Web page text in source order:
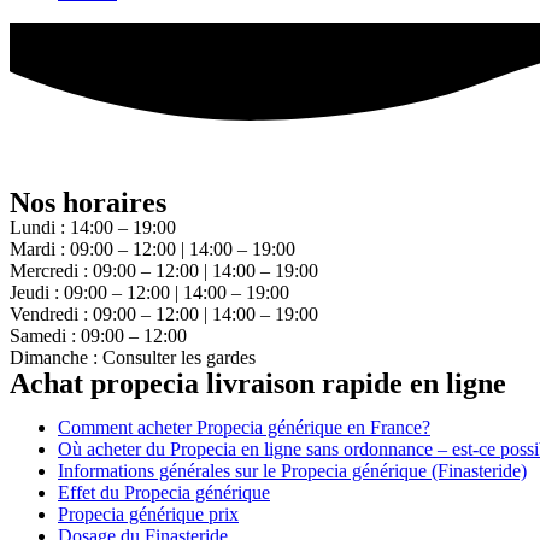
Nos horaires
Lundi : 14:00 – 19:00
Mardi : 09:00 – 12:00 | 14:00 – 19:00
Mercredi : 09:00 – 12:00 | 14:00 – 19:00
Jeudi : 09:00 – 12:00 | 14:00 – 19:00
Vendredi : 09:00 – 12:00 | 14:00 – 19:00
Samedi : 09:00 – 12:00
Dimanche : Consulter les gardes
Achat propecia livraison rapide en ligne
Comment acheter Propecia générique en France?
Où acheter du Propecia en ligne sans ordonnance – est-ce
Informations générales sur le Propecia générique (Finasteride)
Effet du Propecia générique
Propecia générique prix
Dosage du Finasteride